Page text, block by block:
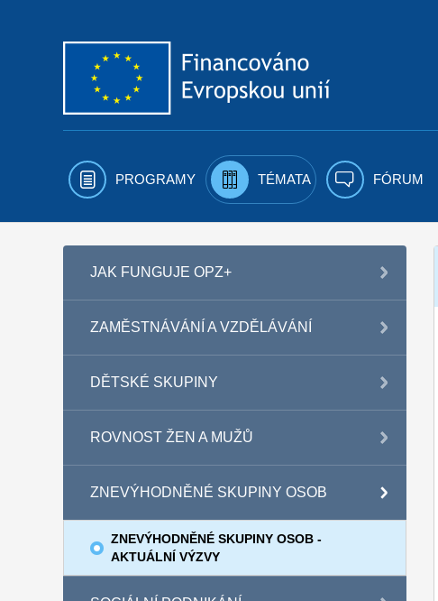
PROGRAMY TÉMATA FÓRUM
JAK FUNGUJE OPZ+
ZAMĚSTNÁVÁNÍ A VZDĚLÁVÁNÍ
DĚTSKÉ SKUPINY
ROVNOST ŽEN A MUŽŮ
ZNEVÝHODNĚNÉ SKUPINY OSOB
ZNEVÝHODNĚNÉ SKUPINY OSOB -
AKTUÁLNÍ VÝZVY